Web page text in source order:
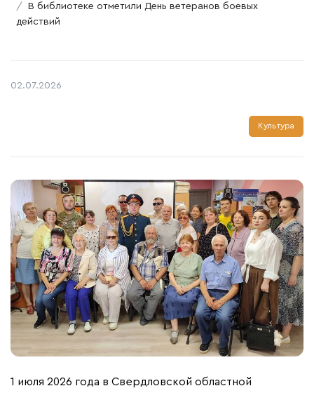
В библиотеке отметили День ветеранов боевых
действий
Автор:
Дата публикации:
02.07.2026
Культура
1 июля 2026 года в Свердловской областной